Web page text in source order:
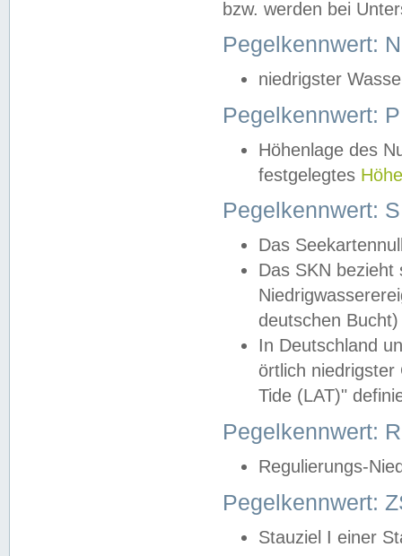
bzw. werden bei
Pegelkennwert:
niedrigster
Pegelkennwert:
Höhenlage des
festgelegtes
Pegelkennwert:
Das
Das SKN
deutschen
In Deutschland
örtlich
Tide (LAT)"
Pegelkennwert:
Regulierungs-
Pegelkennwert:
Stauziel I einer